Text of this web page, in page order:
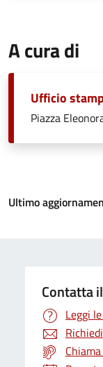
A cura di
Ufficio
Piazza
Ultimo
Contatta
Leggi